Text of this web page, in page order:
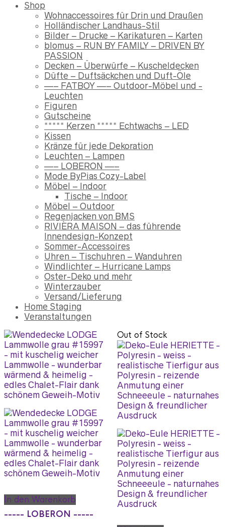
Shop
Wohnaccessoires für Drin und Draußen
Holländischer Landhaus-Stil
Bilder – Drucke – Karikaturen – Karten
blomus – RUN BY FAMILY – DRIVEN BY
PASSION
Decken – Überwürfe – Kuscheldecken
Düfte – Duftsäckchen und Duft-Öle
—– FATBOY —– Outdoor-Möbel und -
Leuchten
Figuren
Gutscheine
***** Kerzen ***** Echtwachs – LED
Kissen
Kränze für jede Dekoration
Leuchten – Lampen
—– LOBERON —–
Mode ByPias Cozy-Label
Möbel – Indoor
Tische – Indoor
Möbel – Outdoor
Regenjacken von BMS
RIVIÈRA MAISON – das führende
Innendesign-Konzept
Sommer-Accessoires
Uhren – Tischuhren – Wanduhren
Windlichter – Hurricane Lamps
Oster-Deko und mehr
Winterzauber
Versand/Lieferung
Home Staging
Veranstaltungen
In den Warenkorb
----- LOBERON -----
Out of Stock